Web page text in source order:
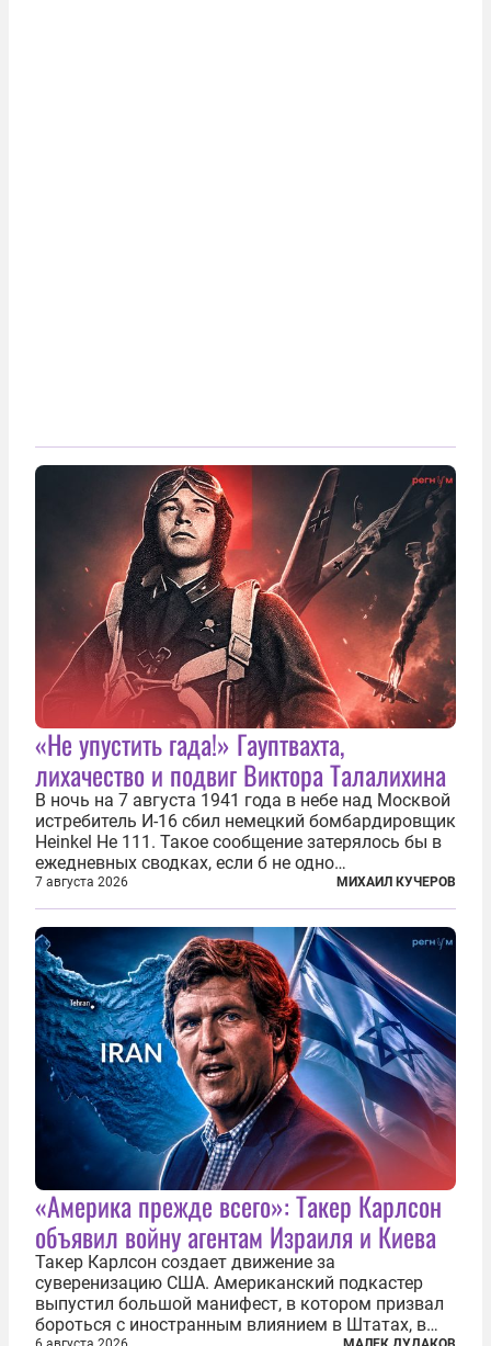
«Не упустить гада!» Гауптвахта,
лихачество и подвиг Виктора Талалихина
В ночь на 7 августа 1941 года в небе над Москвой
истребитель И-16 сбил немецкий бомбардировщик
Heinkel He 111. Такое сообщение затерялось бы в
ежедневных сводках, если б не одно
обстоятельство. Это был один из первых в
истории отечественной авиации ночных таранов.
У пилота — младшего лейтенанта...
7 августа 2026 МИХАИЛ КУЧЕРОВ
«Америка прежде всего»: Такер Карлсон
объявил войну агентам Израиля и Киева
Такер Карлсон создает движение за
суверенизацию США. Американский подкастер
выпустил большой манифест, в котором призвал
бороться с иностранным влиянием в Штатах, в